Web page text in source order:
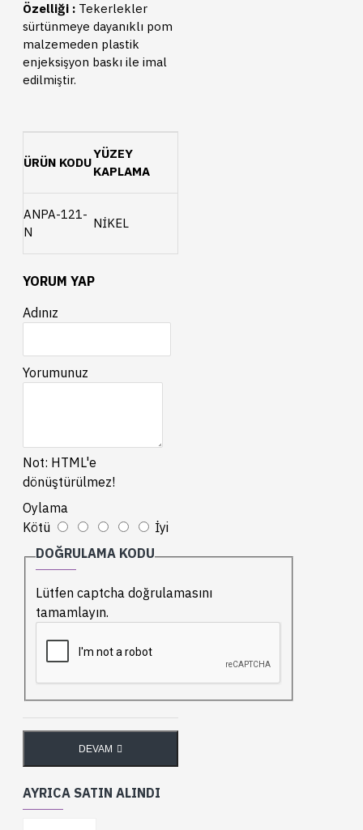
Özelliği : Tekerlekler
sürtünmeye dayanıklı pom
malzemeden plastik
enjeksişyon baskı ile imal
edilmiştir.
ÜRÜN KODU
YÜZEY
KAPLAMA
ANPA-121-
N
NİKEL
YORUM YAP
Adınız
Yorumunuz
Not: HTML'e
dönüştürülmez!
Oylama
Kötü
İyi
DOĞRULAMA KODU
Lütfen captcha doğrulamasını
tamamlayın.
DEVAM
AYRICA SATIN ALINDI